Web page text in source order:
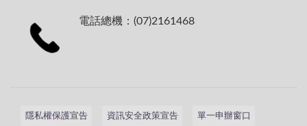
電話總機：(07)2161468
隱私權保護宣告 資訊安全政策宣告 單一申辦窗口